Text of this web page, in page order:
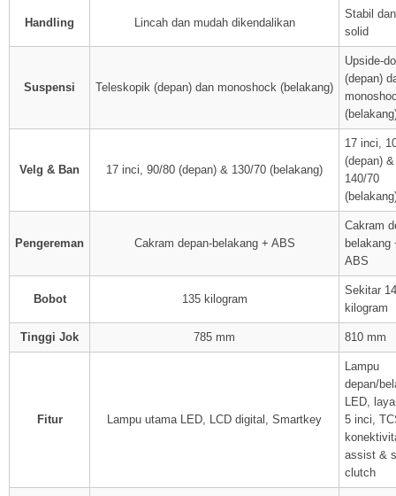
Handling Lincah dan mudah dikendalikan
Stabil
solid
Suspensi Teleskopik (depan) dan monoshock (belakang)
Upside-
(depan)
Velg & Ban 17 inci, 90/80 (depan) & 130/70 (belakang)
17 inci,
(depan) &
140/70
Pengereman Cakram depan-belakang + ABS
Cakram
belakang
ABS
Bobot 135 kilogram
Sekitar
kilogram
Tinggi Jok 785 mm 810 mm
Fitur Lampu utama LED, LCD digital, Smartkey
Lampu
depan/
LED,
5 inci,
assist &
clutch